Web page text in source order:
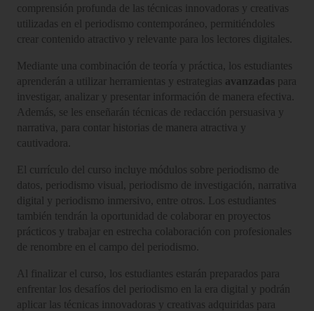
comprensión profunda de las técnicas innovadoras y creativas
utilizadas en el periodismo contemporáneo, permitiéndoles
crear contenido atractivo y relevante para los lectores digitales.
Mediante una combinación de teoría y práctica, los estudiantes
aprenderán a utilizar herramientas y estrategias avanzadas para
investigar, analizar y presentar información de manera efectiva.
Además, se les enseñarán técnicas de redacción persuasiva y
narrativa, para contar historias de manera atractiva y
cautivadora.
El currículo del curso incluye módulos sobre periodismo de
datos, periodismo visual, periodismo de investigación, narrativa
digital y periodismo inmersivo, entre otros. Los estudiantes
también tendrán la oportunidad de colaborar en proyectos
prácticos y trabajar en estrecha colaboración con profesionales
de renombre en el campo del periodismo.
Al finalizar el curso, los estudiantes estarán preparados para
enfrentar los desafíos del periodismo en la era digital y podrán
aplicar las técnicas innovadoras y creativas adquiridas para